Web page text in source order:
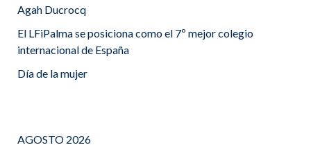
Agah Ducrocq
El LFiPalma se posiciona como el 7º mejor colegio
internacional de España
Día de la mujer
AGOSTO 2026